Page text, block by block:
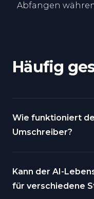
Abfangen
Häufig
Wie funktioniert
Umschreiber?
Kann der AI-
für verschiedene